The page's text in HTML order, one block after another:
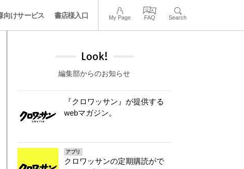
向けサービス 書店様入口 My Page FAQ Search
Look!
編集部からのお知らせ
『クロワッサン』が提供する
webマガジン。
アプリ
クロワッサンの定期購読がで